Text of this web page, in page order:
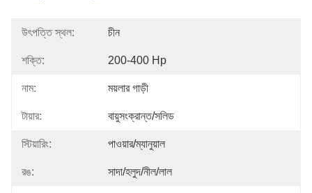
উৎপত্তি স্থল: চীন
শক্তি: 200-400 Hp
নাম: ময়লার গাড়ী
টায়ার: বায়ুসংক্রান্ত/সলিড
স্টিয়ারিং: পাওয়ার/ম্যানুয়াল
রঙ: সাদা/হলুদ/নীল/লাল